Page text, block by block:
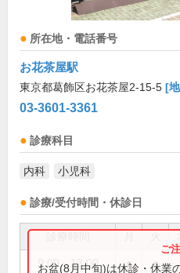
所在地・電話番号
お花茶屋駅
東京都葛飾区お花茶屋2-15-5 [
03-3601-3361
診療科目
内科 小児科
診療/受付時間・休診日
9:00～13:00 ● ●
お盆(8月中旬)は休診・休業